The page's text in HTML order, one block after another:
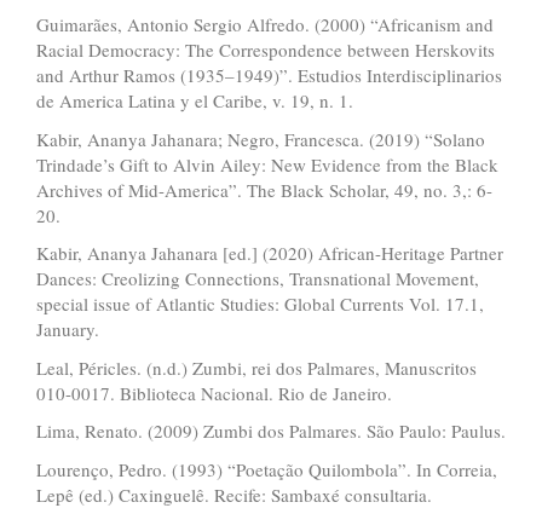
Guimarães, Antonio Sergio Alfredo. (2000) “Africanism and
Racial Democracy: The Correspondence between Herskovits
and Arthur Ramos (1935–1949)”. Estudios Interdisciplinarios
de America Latina y el Caribe, v. 19, n. 1.
Kabir, Ananya Jahanara; Negro, Francesca. (2019) “Solano
Trindade’s Gift to Alvin Ailey: New Evidence from the Black
Archives of Mid-America”. The Black Scholar, 49, no. 3,: 6-
20.
Kabir, Ananya Jahanara [ed.] (2020) African-Heritage Partner
Dances: Creolizing Connections, Transnational Movement,
special issue of Atlantic Studies: Global Currents Vol. 17.1,
January.
Leal, Péricles. (n.d.) Zumbi, rei dos Palmares, Manuscritos
010-0017. Biblioteca Nacional. Rio de Janeiro.
Lima, Renato. (2009) Zumbi dos Palmares. São Paulo: Paulus.
Lourenço, Pedro. (1993) “Poetação Quilombola”. In Correia,
Lepê (ed.) Caxinguelê. Recife: Sambaxé consultaria.